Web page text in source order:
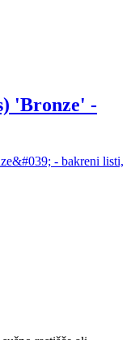
'Bronze' -